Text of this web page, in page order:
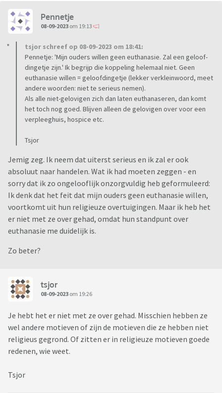
Pennetje
08-09-2023 om 19:13
tsjor schreef op 08-09-2023 om 18:41:
Pennetje: 'Mijn ouders willen geen euthanasie. Zal een geloof-
dingetje zijn.' Ik begrijp die koppeling helemaal niet. Geen
euthanasie willen = geloofdingetje (lekker verkleinwoord, meet
andere woorden: niet te serieus nemen).
Als alle niet-gelovigen zich dan laten euthanaseren, dan komt
het toch nog goed. Blijven alleen de gelovigen over voor een
verpleeghuis, hospice etc.
Tsjor
Jemig zeg. Ik neem dat uiterst serieus en ik zal er ook
absoluut naar handelen. Wat ik had moeten zeggen - en
sorry dat ik zo ongelooflijk onzorgvuldig heb geformuleerd:
Ik denk dat het feit dat mijn ouders geen euthanasie willen,
voortkomt uit hun religieuze overtuigingen. Maar ik heb het
er niet met ze over gehad, omdat hun standpunt over
euthanasie me duidelijk is.
Zo beter?
tsjor
08-09-2023 om 19:26
Je hebt het er niet met ze over gehad. Misschien hebben ze
wel andere motieven of zijn de motieven die ze hebben niet
religieus gegrond. Of zitten er in religieuze motieven goede
redenen, wie weet.
Tsjor